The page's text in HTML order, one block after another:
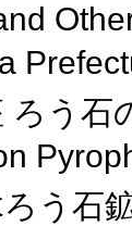
ろう石
う石